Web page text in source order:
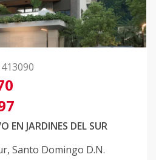
413090
EN JARDINES DEL SUR
, Santo Domingo D.N.